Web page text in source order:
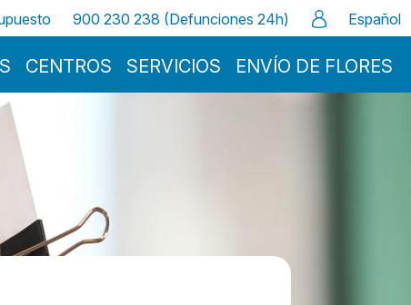
CENTROS SERVICIOS ENVÍO DE FLORES
900 230 238 (Defunciones 24h) Español